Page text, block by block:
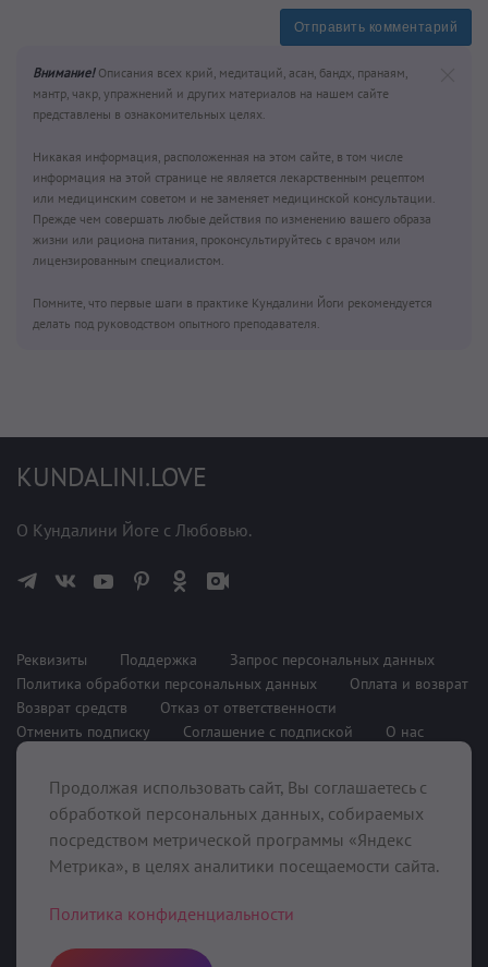
Отправить комментарий
Внимание!Описания всех крий, медитаций, асан, бандх, пранаям,
мантр, чакр, упражнений и других материалов на нашем сайте
представлены в ознакомительных целях.
Никакая информация, расположенная на этом сайте, в том числе
информация на этой странице не является лекарственным рецептом
или медицинским советом и не заменяет медицинской консультации.
Прежде чем совершать любые действия по изменению вашего образа
жизни или рациона питания, проконсультируйтесь с врачом или
лицензированным специалистом.
Помните, что первые шаги в практике Кундалини Йоги рекомендуется
делать под руководством опытного преподавателя.
KUNDALINI.LOVE
О Кундалини Йоге с Любовью.
Реквизиты Поддержка
Запрос персональных данных
Политика обработки персональных данных
Оплата и возврат
Возврат средств
Отказ от ответственности
Отменить подписку
Соглашение с подпиской О нас
При поддержке
Продолжая использовать сайт, Вы соглашаетесь с
обработкой персональных данных, собираемых
посредством метрической программы «Яндекс
Метрика», в целях аналитики посещаемости сайта.
Политика конфиденциальности